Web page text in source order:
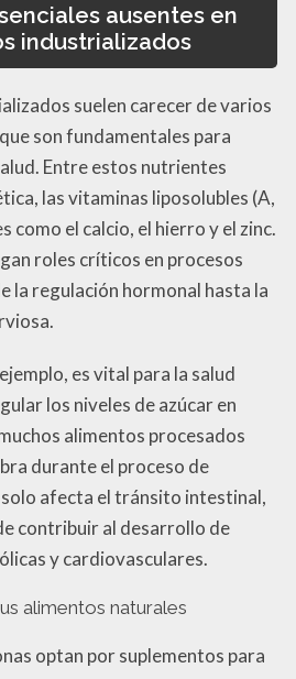
ausentes en
industrializados
suelen carecer de varios
son fundamentales para
Entre estos nutrientes
las vitaminas liposolubles (A,
como el calcio, el hierro y el zinc.
roles críticos en procesos
la regulación hormonal hasta la
es vital para la salud
los niveles de azúcar en
alimentos procesados
durante el proceso de
afecta el tránsito intestinal,
contribuir al desarrollo de
y cardiovasculares.
alimentos naturales
optan por suplementos para